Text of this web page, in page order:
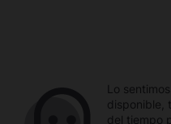
Lo
disponible,
del tiempo